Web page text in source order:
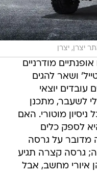
יצרן, יצרן
מודרניים
ושאר להגים
עובדים יוצאי
לשעבר, מתכנן
ניסיון מוטורי. האם
לספק כלים
בשלב זה מדובר על גרסה
גרסה קצרה תגיע
איורי מחשב, אבל